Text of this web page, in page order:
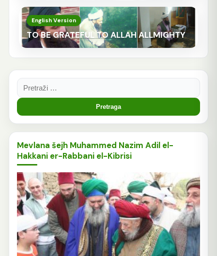
English Version
TO BE GRATEFUL TO ALLAH ALLMIGHTY
Pretraga:
Mevlana šejh Muhammed Nazim Adil el-
Hakkani er-Rabbani el-Kibrisi